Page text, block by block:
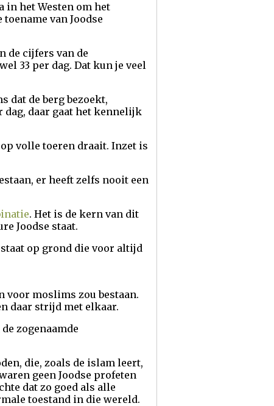
in het Westen om het
van Joodse
de cijfers van de
33 per dag. Dat kun je veel
dat de berg bezoekt,
dag, daar gaat het kennelijk
volle toeren draait. Inzet is
er heeft zelfs nooit een
. Het is de kern van dit
Joodse staat.
op grond die voor altijd
voor moslims zou bestaan.
daar strijd met elkaar.
zogenaamde
die, zoals de islam leert,
geen Joodse profeten
dat zo goed als alle
toestand in die wereld.